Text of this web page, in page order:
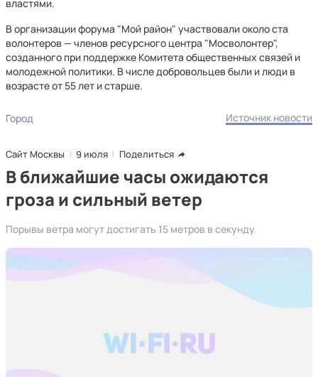
властями.
В организации форума "Мой район" участвовали около ста
волонтеров — членов ресурсного центра "Мосволонтер",
созданного при поддержке Комитета общественных связей и
молодежной политики. В числе добровольцев были и люди в
возрасте от 55 лет и старше.
Город Источник новости
Сайт Москвы 9 июля Поделиться
В ближайшие часы ожидаются
гроза и сильный ветер
Порывы ветра могут достигать 15 метров в секунду.